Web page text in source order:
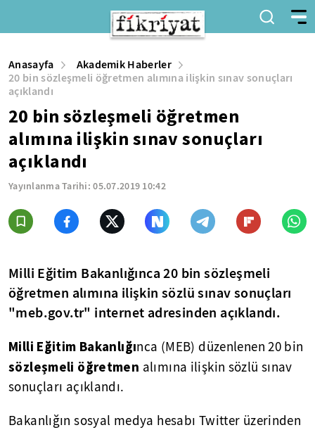
Anasayfa
Akademik Haberler
20 bin sözleşmeli öğretmen alımına ilişkin sınav sonuçları
açıklandı
20 bin sözleşmeli öğretmen
alımına ilişkin sınav sonuçları
açıklandı
Yayınlanma Tarihi:05.07.2019 10:42
Milli Eğitim Bakanlığınca 20 bin sözleşmeli
öğretmen alımına ilişkin sözlü sınav sonuçları
"meb.gov.tr" internet adresinden açıklandı.
Milli Eğitim Bakanlığınca (MEB) düzenlenen 20 bin
sözleşmeli öğretmen alımına ilişkin sözlü sınav
sonuçları açıklandı.
Bakanlığın sosyal medya hesabı Twitter üzerinden